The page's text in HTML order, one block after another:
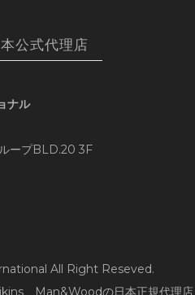
公式代理店
ナル
ープBLD.20 3F
All Right Reseved.
、Man&Woodの日本正規代理店